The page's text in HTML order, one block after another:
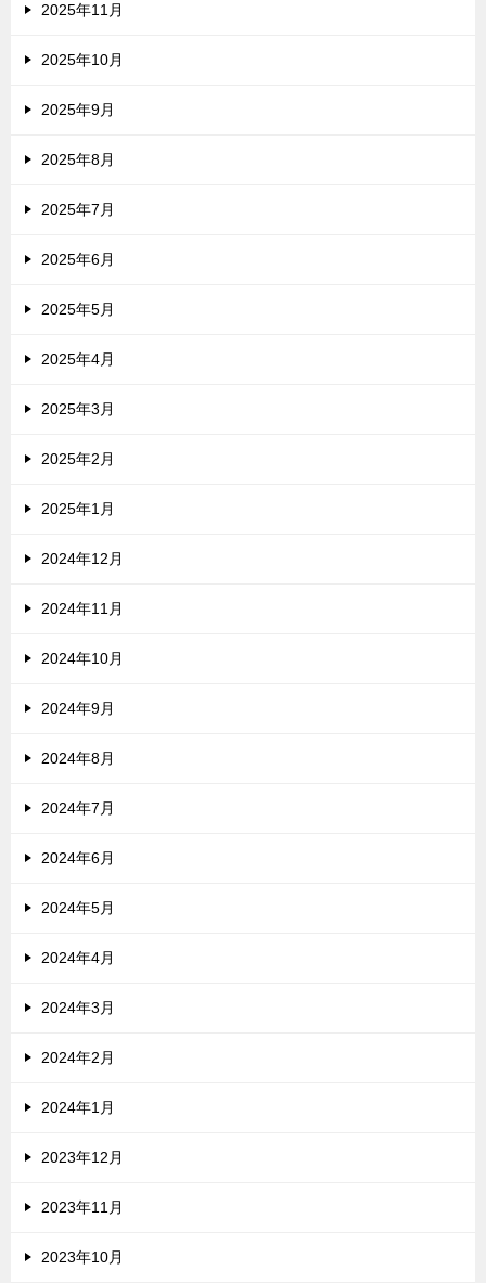
2025年11月
2025年10月
2025年9月
2025年8月
2025年7月
2025年6月
2025年5月
2025年4月
2025年3月
2025年2月
2025年1月
2024年12月
2024年11月
2024年10月
2024年9月
2024年8月
2024年7月
2024年6月
2024年5月
2024年4月
2024年3月
2024年2月
2024年1月
2023年12月
2023年11月
2023年10月